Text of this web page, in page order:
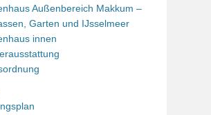
Außenbereich Makkum –
Garten und IJsselmeer
innen